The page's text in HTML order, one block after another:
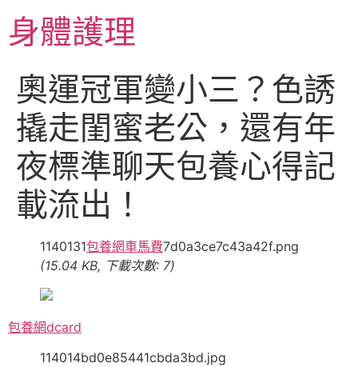
主身體護理
奧運冠軍變小三？色誘
撬走閨蜜老公，還有年
夜標準聊天包養心得記
載流出！
1140131包養網車馬費7d0a3ce7c43a42f.png
(15.04 KB, 下載次數: 7)
包養網dcard
114014bd0e85441cbda3bd.jpg